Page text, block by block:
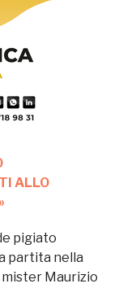
ALLO
pigiato
partita nella
Maurizio